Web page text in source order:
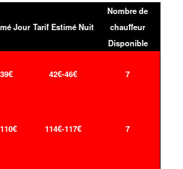
Jour Tarif Estimé Nuit
Nombre de
chauffeur
Disponible
42€-46€ 7
114€-117€ 7